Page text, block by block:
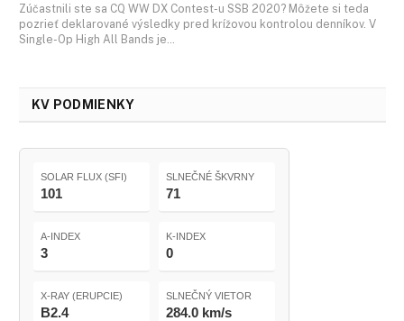
Zúčastnili ste sa CQ WW DX Contest-u SSB 2020? Môžete si teda
pozrieť deklarované výsledky pred krížovou kontrolou denníkov. V
Single-Op High All Bands je…
KV PODMIENKY
SOLAR FLUX (SFI)
101
SLNEČNÉ ŠKVRNY
71
A-INDEX
3
K-INDEX
0
X-RAY (ERUPCIE)
B2.4
SLNEČNÝ VIETOR
284.0 km/s